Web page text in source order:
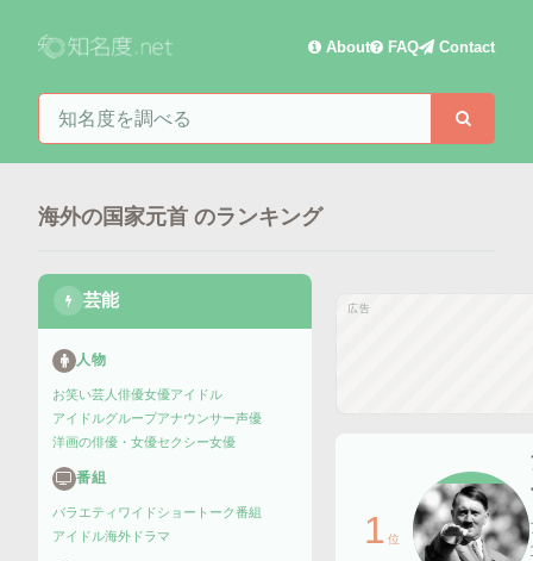
About FAQ Contact
知名度を検索
海外の国家元首 のランキング
芸能
人物
お笑い芸人 俳優女優アイドル
アイドルグループアナウンサー声優
洋画の俳優・女優セクシー女優
番組
バラエティ ワイドショー トーク番組
アイドル海外ドラマ
広告
1 位